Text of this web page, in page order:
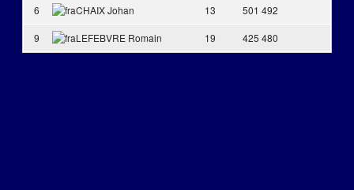
6 CHAIX Johan 13 501 492
9 LEFEBVRE Romain 19 425 480